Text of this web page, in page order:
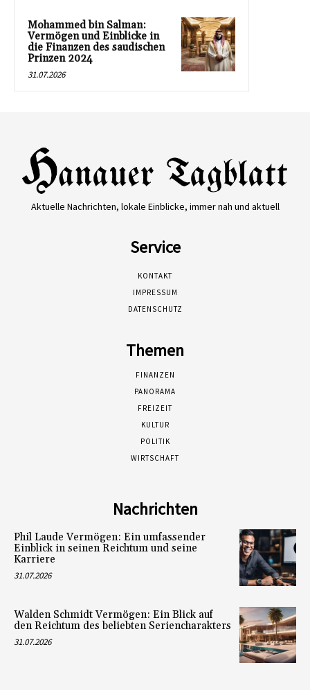
Mohammed bin Salman:
Vermögen und Einblicke in
die Finanzen des saudischen
Prinzen 2024
31.07.2026
Aktuelle Nachrichten, lokale Einblicke, immer nah und aktuell
Service
KONTAKT
IMPRESSUM
DATENSCHUTZ
Themen
FINANZEN
PANORAMA
FREIZEIT
KULTUR
POLITIK
WIRTSCHAFT
Nachrichten
Phil Laude Vermögen: Ein umfassender
Einblick in seinen Reichtum und seine
Karriere
31.07.2026
Walden Schmidt Vermögen: Ein Blick auf
den Reichtum des beliebten Seriencharakters
31.07.2026